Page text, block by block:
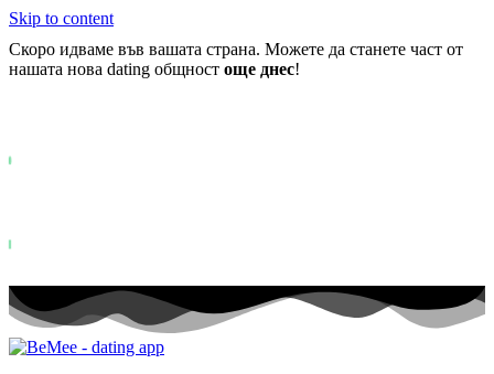
Skip to content
Скоро идваме във вашата страна. Можете да станете част от
нашата нова dating общност още днес!